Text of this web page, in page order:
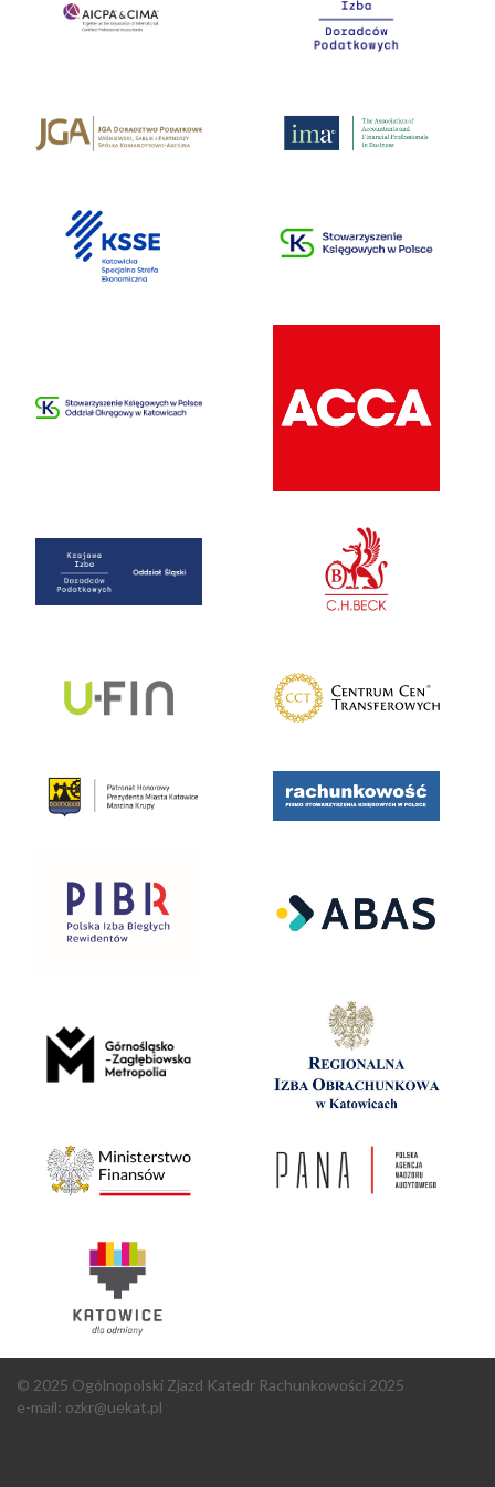
© 2025 Ogólnopolski Zjazd Katedr Rachunkowości 2025
e-mail: ozkr@uekat.pl